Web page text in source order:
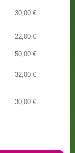
30,00 €
22,00 €
50,00 €
32,00 €
30,00 €